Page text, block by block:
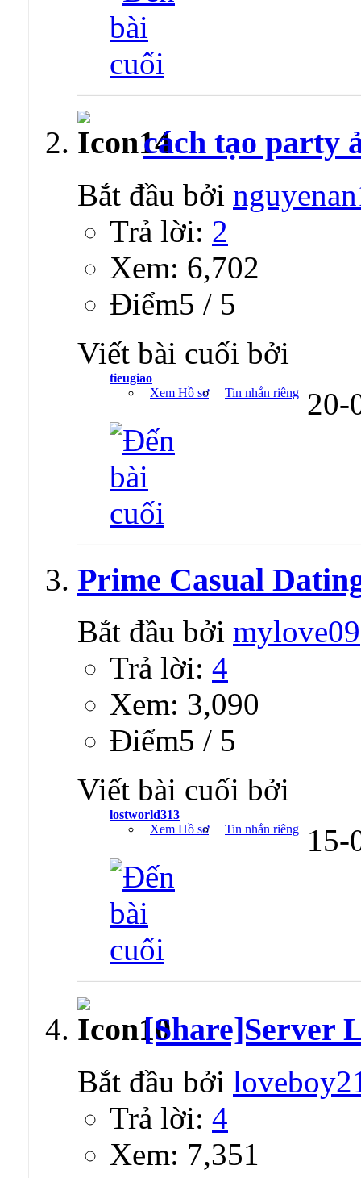
cách tạo party
Bắt đầu bởi
Trả lời: 2
Xem: 6,702
Ðiểm5 / 5
Viết bài cuối bởi
tieugiao
Xem Hồ sơ
Tin nhắn riêng 20-
Prime Сasual
Bắt đầu bởi mylove09
Trả lời: 4
Xem: 3,090
Ðiểm5 / 5
Viết bài cuối bởi
lostworld313
Xem Hồ sơ
Tin nhắn riêng
[Share]Server
Bắt đầu bởi
Trả lời: 4
Xem: 7,351